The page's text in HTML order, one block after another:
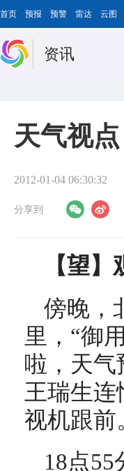
首页 预报 预警 雷达 云图
资讯
天气视
2012-01-04 06:30:32
分享到
【望】
傍晚，
里，“御
啦，天气
王瑞生
视机跟前
18点